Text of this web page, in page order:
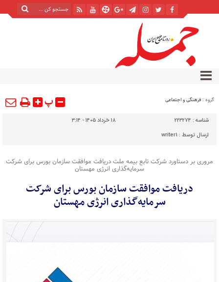
گروه : فرهنگی و اجتماعی پ
شناسه : 223274
۱۸ خرداد ۱۴۰۵ - ۳:۱۴
ارسال توسط : writer1
مروری بر دستاورد شرکت تابع بیمه ملت دریافت موافقت سازمان بورس برای شرکت
سرمایه‌گذاری انرژی مهستان
دریافت موافقت سازمان بورس برای شرکت
سرمایه‌گذاری انرژی مهستان